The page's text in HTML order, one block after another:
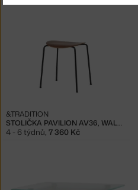
STOLIČKA PAVILION AV36, WALNUT
&TRADITION
4 - 6 týdnů, 7 360 Kč